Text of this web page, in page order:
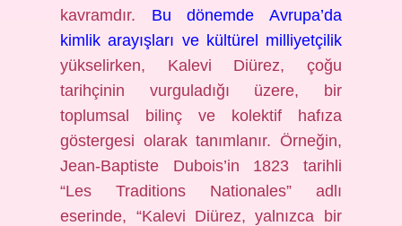
kavramdır. Bu dönemde Avrupa’da
kimlik arayışları ve kültürel milliyetçilik
yükselirken, Kalevi Diürez, çoğu
tarihçinin vurguladığı üzere, bir
toplumsal bilinç ve kolektif hafıza
göstergesi olarak tanımlanır. Örneğin,
Jean-Baptiste Dubois’in 1823 tarihli
“Les Traditions Nationales” adlı
eserinde, “Kalevi Diürez, yalnızca bir